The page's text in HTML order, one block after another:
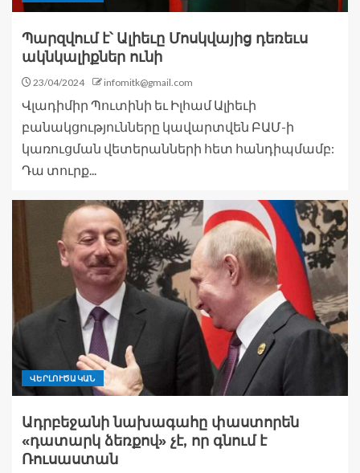
Պարզվում է՝ Ալիեւը Մոսկվայից դեռեւս
ակնկալիքներ ունի
23/04/2024 infomitk@gmail.com
Վլադիմիր Պուտինի եւ Իլհամ Ալիեւի
բանակցությունները կավարտվեն ԲԱՄ-ի
կառուցման վետերանների հետ հանդիպմամբ:
Դա տուրք...
ՎԵՐԼՈՒԾԱԿԱՆ
Ադրբեջանի նախագահը փաստորեն
«դատարկ ձեռքով» չէ, որ գնում է
Ռուսաստան